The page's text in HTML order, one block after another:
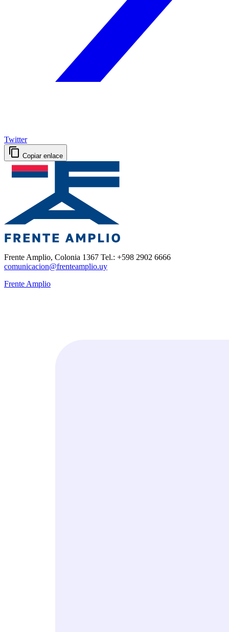
Twitter
Copiar enlace
Frente Amplio, Colonia 1367 Tel.: +598 2902 6666
comunicacion@frenteamplio.uy
Frente Amplio